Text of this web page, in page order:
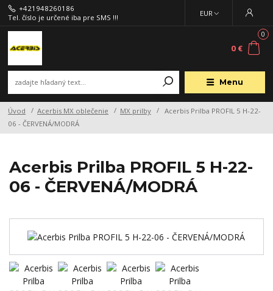
Menu
EUR
+421948260186
Tel. číslo je určené iba pre SMS !!!
0
0 €
Úvod Acerbis MX oblečenie MX prilby
Acerbis Prilba PROFIL 5 H-22-
06 - ČERVENÁ/MODRÁ
Acerbis Prilba PROFIL 5 H-22-
06 - ČERVENÁ/MODRÁ